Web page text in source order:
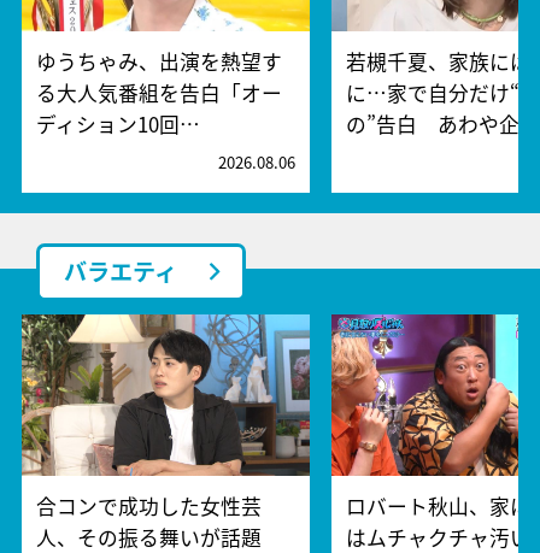
ゆうちゃみ、出演を熱望す
る大人気番組を告白「オー
ディション10回…
2026.08.06
若槻千夏、家族には
に…家で自分だけ“
の”告白 あわや企…
バラエティ
合コンで成功した女性芸
人、その振る舞いが話題
ロバート秋山、家に
はムチャクチャ汚い